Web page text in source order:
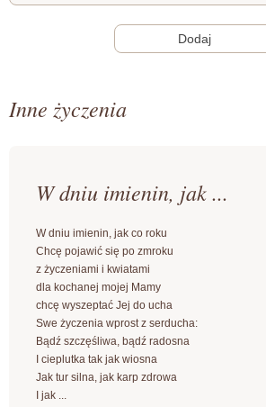
Inne życzenia
W dniu imienin, jak ...
W dniu imienin, jak co roku
Chcę pojawić się po zmroku
z życzeniami i kwiatami
dla kochanej mojej Mamy
chcę wyszeptać Jej do ucha
Swe życzenia wprost z serducha:
Bądź szczęśliwa, bądź radosna
I cieplutka tak jak wiosna
Jak tur silna, jak karp zdrowa
I jak ...